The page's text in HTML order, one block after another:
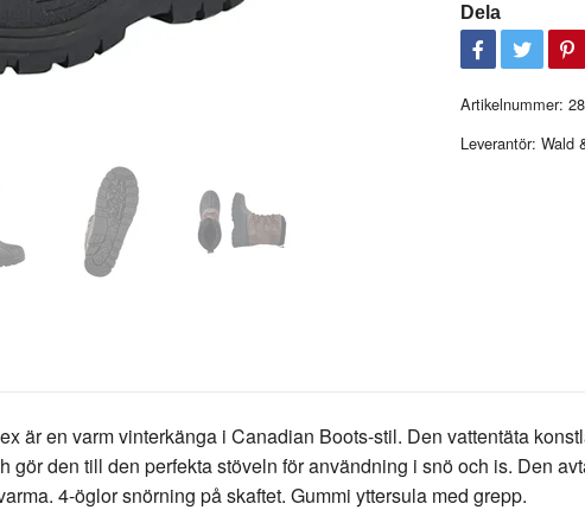
Dela
Artikelnummer:
Leverantör: Wald
är en varm vinterkänga i Canadian Boots-stil. Den vattentäta
den till den perfekta stöveln för användning i snö och is. Den
4-öglor snörning på skaftet. Gummi yttersula med grepp.